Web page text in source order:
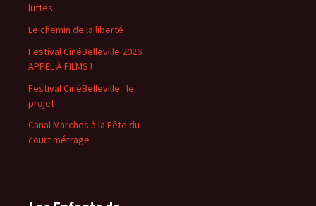
luttes
Le chemin de la liberté
Festival CinéBelleville 2026 :
APPEL À FILMS !
Festival CinéBelleville : le
projet
Canal Marches à la Fête du
court métrage